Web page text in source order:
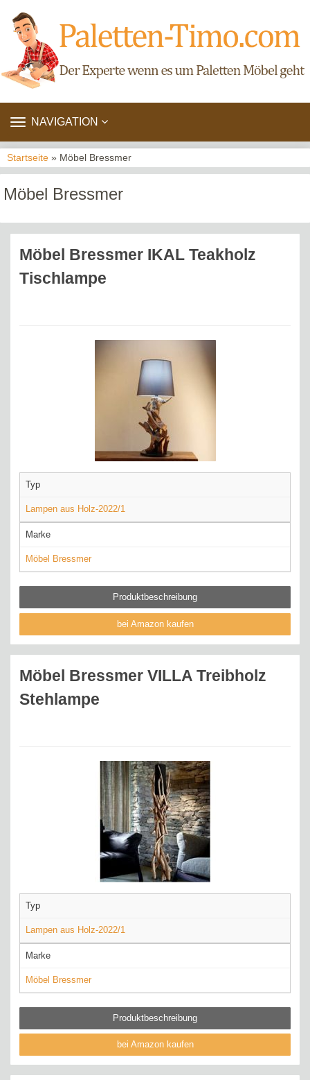
TOGGLE
NAVIGATION
Startseite » Möbel Bressmer
Möbel Bressmer
Möbel Bressmer IKAL Teakholz
Tischlampe
Typ
Lampen aus Holz-2022/1
Marke
Möbel Bressmer
Produktbeschreibung
bei Amazon kaufen
Möbel Bressmer VILLA Treibholz
Stehlampe
Typ
Lampen aus Holz-2022/1
Marke
Möbel Bressmer
Produktbeschreibung
bei Amazon kaufen